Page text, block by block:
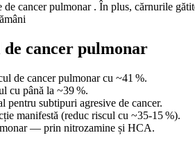
de cancer pulmonar . În plus, cărnurile
de cancer pulmonar
de cancer pulmonar cu ~41 %.
cu până la ~39 %.
pentru subtipuri agresive de cancer.
manifestă (reduc riscul cu ~35‑15 %).
— prin nitrozamine și HCA.